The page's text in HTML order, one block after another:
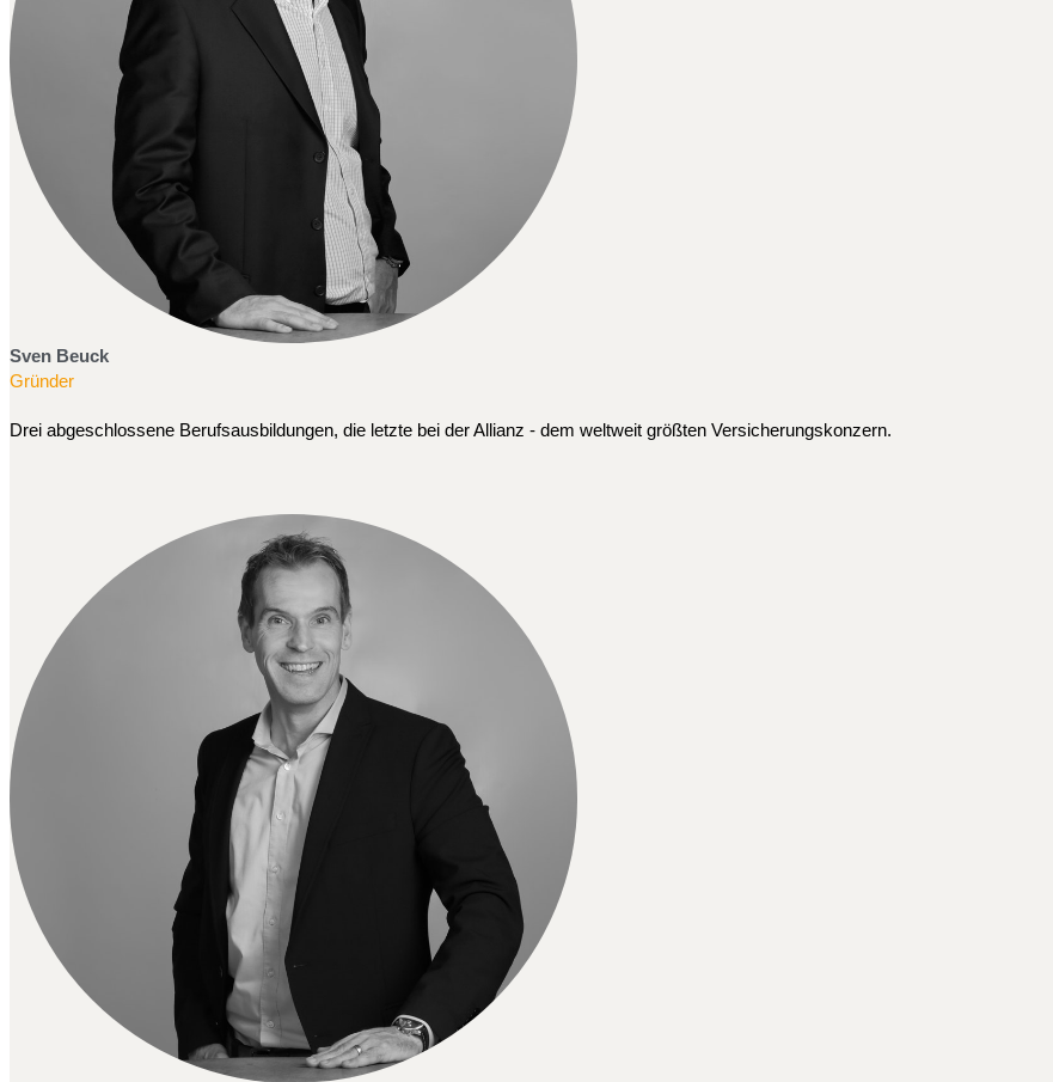
Sven Beuck
Gründer
Drei abgeschlossene Berufsausbildungen, die letzte bei der Allianz - dem weltweit größten Versicherungskonzern.